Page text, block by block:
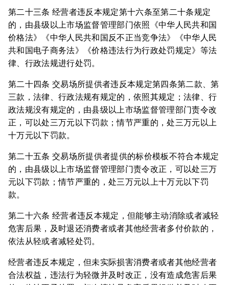
第二十三条 经营者违反本规定第十六条至第二十条规定
的，由县级以上市场监督管理部门依照《中华人民共和国
价格法》《中华人民共和国反不正当竞争法》《中华人民
共和国电子商务法》《价格违法行为行政处罚规定》等法
律、行政法规进行处罚。
第二十四条 交易场所提供者违反本规定第四条第二款、第
三款，法律、行政法规有规定的，依照其规定；法律、行
政法规没有规定的，由县级以上市场监督管理部门责令改
正，可以处三万元以下罚款；情节严重的，处三万元以上
十万元以下罚款。
第二十五条 交易场所提供者提供的标价模板不符合本规定
的，由县级以上市场监督管理部门责令改正，可以处三万
元以下罚款；情节严重的，处三万元以上十万元以下罚
款。
第二十六条 经营者违反本规定，但能够主动消除或者减轻
危害后果，及时退还消费者或者其他经营者多付价款的，
依法从轻或者减轻处罚。
经营者违反本规定，但未实际损害消费者或者其他经营者
合法权益，违法行为轻微并及时改正，没有造成危害后果